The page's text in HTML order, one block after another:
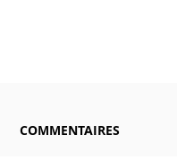
COMMENTAIRES